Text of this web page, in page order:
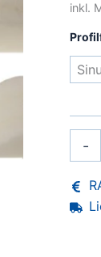
inkl.
-
oder
weiß